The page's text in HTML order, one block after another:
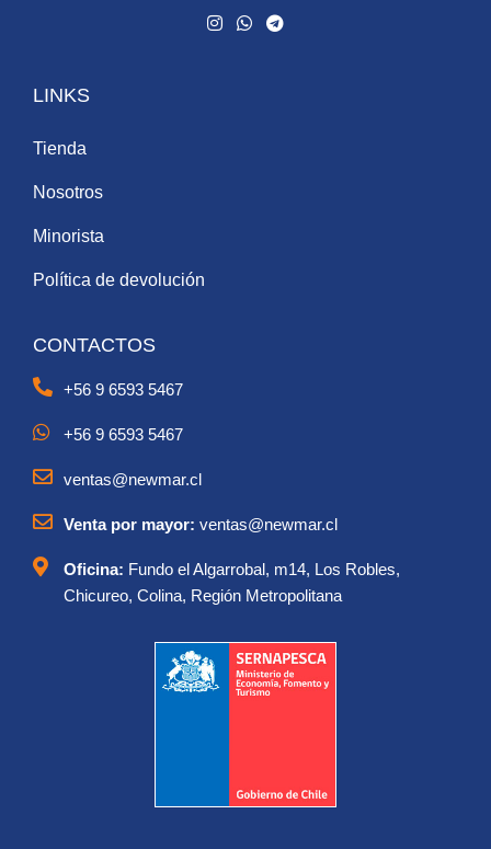
LINKS
Tienda
Nosotros
Minorista
Política de devolución
CONTACTOS
+56 9 6593 5467
+56 9 6593 5467
ventas@newmar.cl
Venta por mayor: ventas@newmar.cl
Oficina: Fundo el Algarrobal, m14, Los Robles,
Chicureo, Colina, Región Metropolitana